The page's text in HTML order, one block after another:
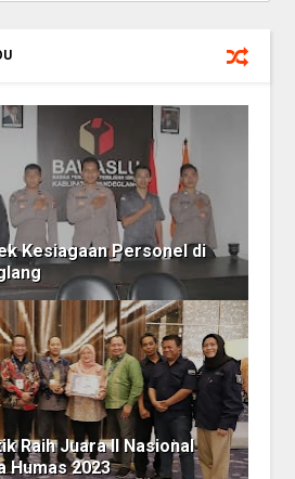
Kesiagaan Personel di
Raih Juara II Nasional
Humas 2023